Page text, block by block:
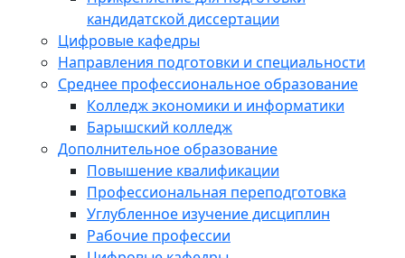
кандидатской диссертации
Цифровые кафедры
Направления подготовки и специальности
Среднее профессиональное образование
Колледж экономики и информатики
Барышский колледж
Дополнительное образование
Повышение квалификации
Профессиональная переподготовка
Углубленное изучение дисциплин
Рабочие профессии